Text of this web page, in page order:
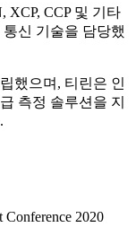
XCP, CCP 및 기타
신 기술을 담당했
했으며, 티린은 인
측정 솔루션을 지
Conference 2020